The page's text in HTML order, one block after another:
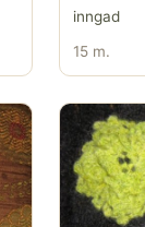
inngad
15 m.